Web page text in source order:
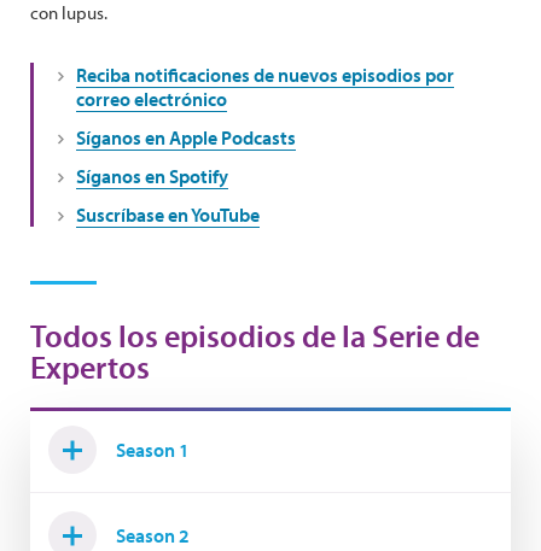
con lupus.
Reciba notificaciones de nuevos episodios por
correo electrónico
Síganos en Apple Podcasts
Síganos en Spotify
Suscríbase en YouTube
Todos los episodios de la Serie de
Expertos
Season 1
Season 2